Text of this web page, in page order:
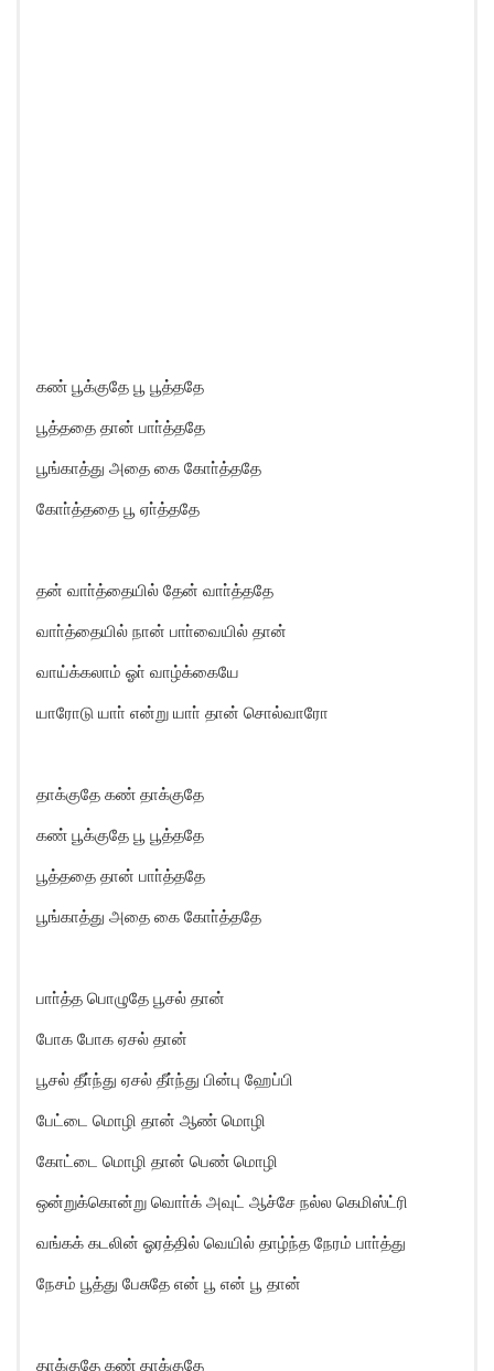
கண் பூக்குதே பூ பூத்ததே
பூத்ததை தான் பாா்த்ததே
பூங்காத்து அதை கை கோா்த்ததே
கோா்த்ததை பூ ஏா்த்ததே
தன் வாா்த்தையில் தேன் வாா்த்ததே
வாா்த்தையில் நான் பாா்வையில் தான்
வாய்க்கலாம் ஓா் வாழ்க்கையே
யாரோடு யாா் என்று யாா் தான் சொல்வாரோ
தாக்குதே கண் தாக்குதே
கண் பூக்குதே பூ பூத்ததே
பூத்ததை தான் பாா்த்ததே
பூங்காத்து அதை கை கோா்த்ததே
பாா்த்த பொழுதே பூசல் தான்
போக போக ஏசல் தான்
பூசல் தீா்ந்து ஏசல் தீா்ந்து பின்பு ஹேப்பி
பேட்டை மொழி தான் ஆண் மொழி
கோட்டை மொழி தான் பெண் மொழி
ஒன்றுக்கொன்று வொா்க் அவுட் ஆச்சே நல்ல கெமிஸ்ட்ரி
வங்கக் கடலின் ஓரத்தில் வெயில் தாழ்ந்த நேரம் பாா்த்து
நேசம் பூத்து பேசுதே என் பூ என் பூ தான்
தாக்குதே கண் தாக்குதே